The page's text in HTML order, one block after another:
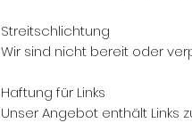
Streitschlichtung
Wir sind nicht bereit oder
Haftung für Links
Unser Angebot enthält Links